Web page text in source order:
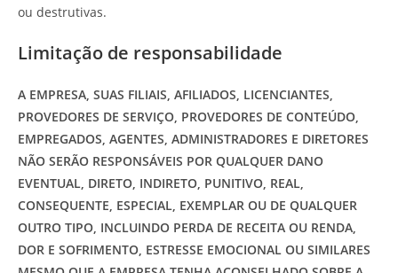
ou destrutivas.
Limitação de responsabilidade
A EMPRESA, SUAS FILIAIS, AFILIADOS, LICENCIANTES,
PROVEDORES DE SERVIÇO, PROVEDORES DE CONTEÚDO,
EMPREGADOS, AGENTES, ADMINISTRADORES E DIRETORES
NÃO SERÃO RESPONSÁVEIS POR QUALQUER DANO
EVENTUAL, DIRETO, INDIRETO, PUNITIVO, REAL,
CONSEQUENTE, ESPECIAL, EXEMPLAR OU DE QUALQUER
OUTRO TIPO, INCLUINDO PERDA DE RECEITA OU RENDA,
DOR E SOFRIMENTO, ESTRESSE EMOCIONAL OU SIMILARES